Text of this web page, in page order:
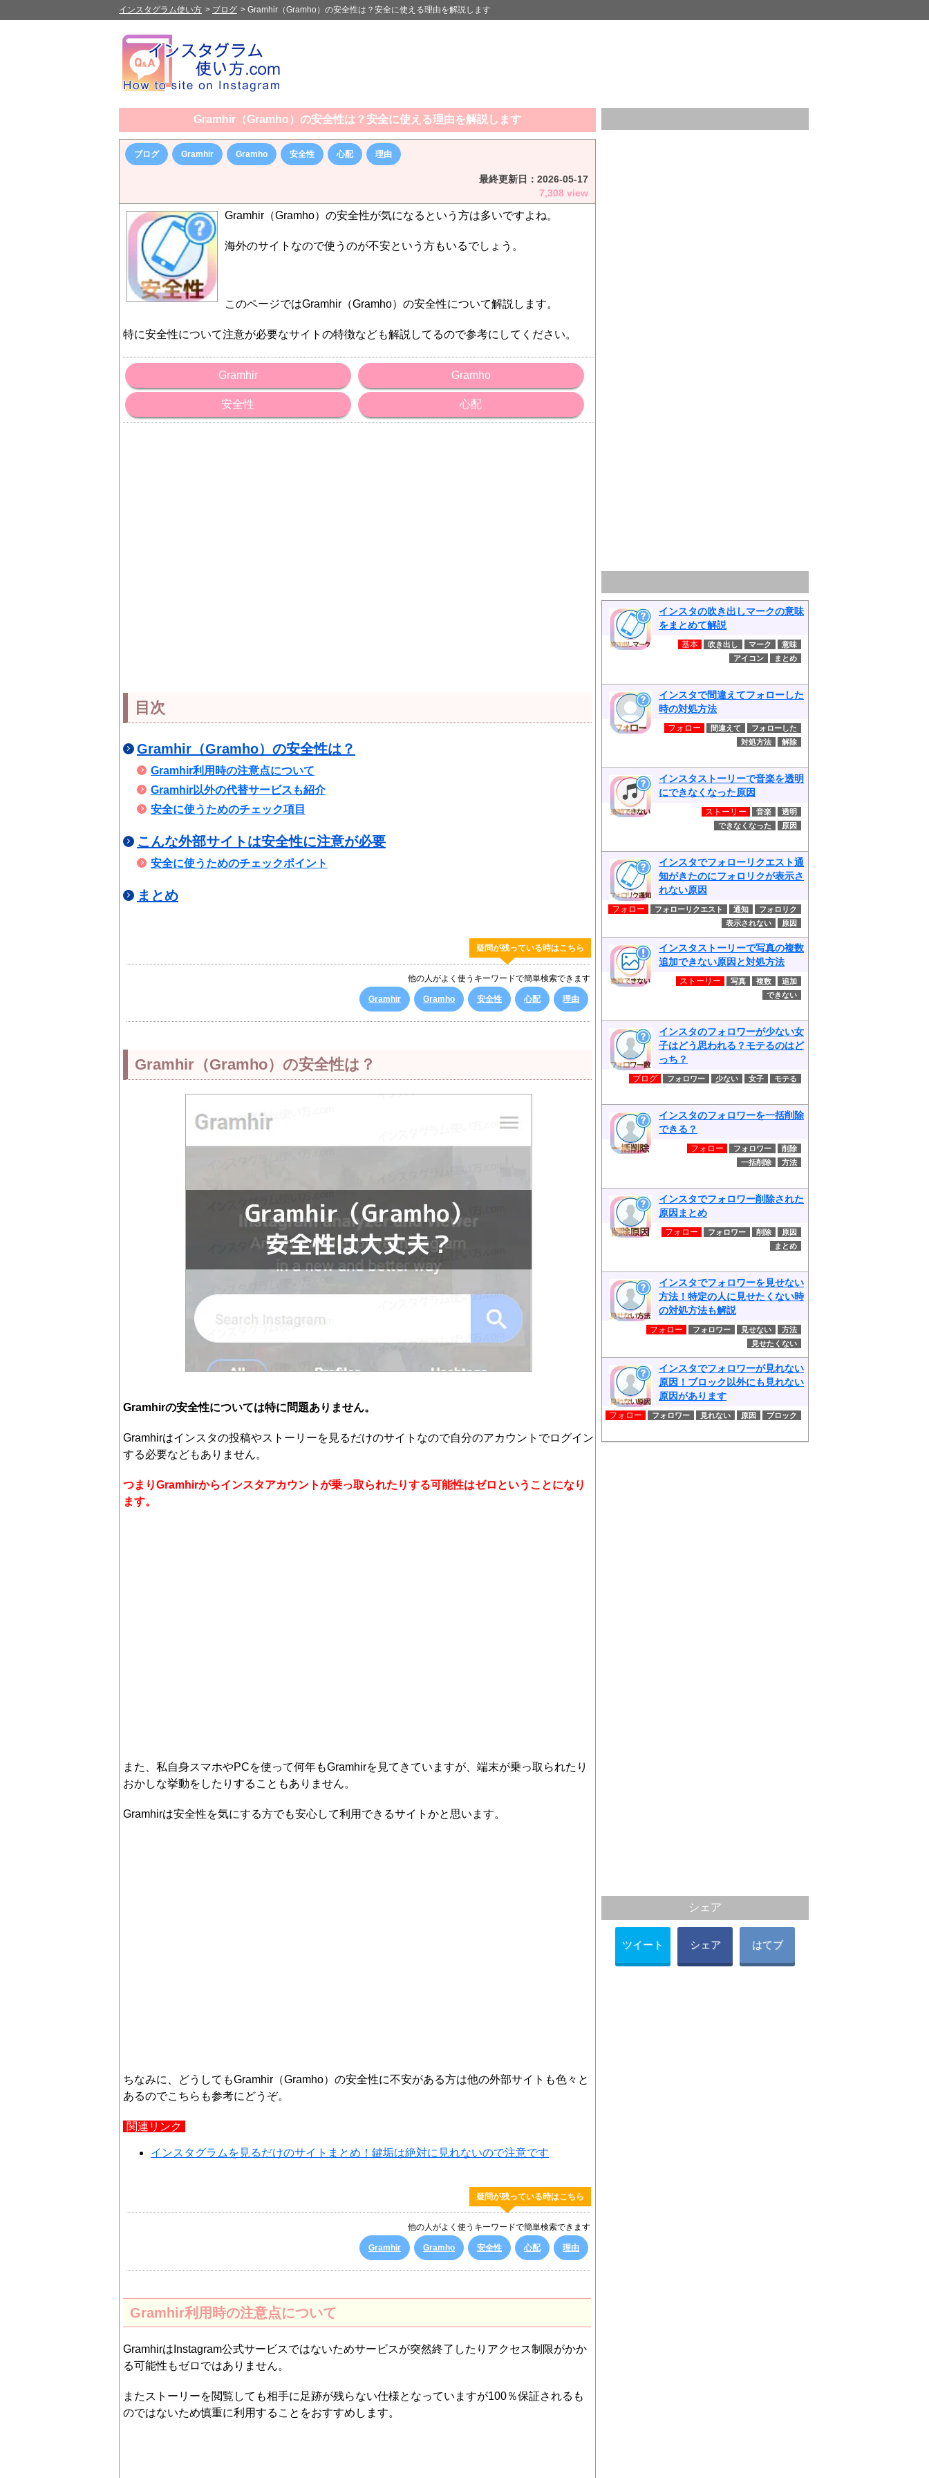
インスタグラム使い方 > ブログ > Gramhir（Gramho）の安全性は？安全に使える理由を解説します
Gramhir（Gramho）の安全性は？安全に使える理由を解説します
ブログ Gramhir Gramho 安全性 心配 理由
最終更新日： 2026-05-17
7,308 view
Gramhir（Gramho）の安全性が気になるという方は多いですよね。
海外のサイトなので使うのが不安という方もいるでしょう。
このページではGramhir（Gramho）の安全性について解説します。
特に安全性について注意が必要なサイトの特徴なども解説してるので参考にしてください。
Gramhir Gramho
安全性 心配
目次
Gramhir（Gramho）の安全性は？
Gramhir利用時の注意点について
Gramhir以外の代替サービスも紹介
安全に使うためのチェック項目
こんな外部サイトは安全性に注意が必要
安全に使うためのチェックポイント
まとめ
疑問が残っている時はこちら
他の人がよく使うキーワードで簡単検索できます
Gramhir Gramho 安全性 心配 理由
Gramhir（Gramho）の安全性は？
Gramhirの安全性については特に問題ありません。
Gramhirはインスタの投稿やストーリーを見るだけのサイトなので自分のアカウントでログイン
する必要などもありません。
つまりGramhirからインスタアカウントが乗っ取られたりする可能性はゼロということになり
ます。
また、私自身スマホやPCを使って何年もGramhirを見てきていますが、端末が乗っ取られたり
おかしな挙動をしたりすることもありません。
Gramhirは安全性を気にする方でも安心して利用できるサイトかと思います。
ちなみに、どうしてもGramhir（Gramho）の安全性に不安がある方は他の外部サイトも色々と
あるのでこちらも参考にどうぞ。
関連リンク
インスタグラムを見るだけのサイトまとめ！鍵垢は絶対に見れないので注意です
疑問が残っている時はこちら
他の人がよく使うキーワードで簡単検索できます
Gramhir Gramho 安全性 心配 理由
Gramhir利用時の注意点について
GramhirはInstagram公式サービスではないためサービスが突然終了したりアクセス制限がかか
る可能性もゼロではありません。
またストーリーを閲覧しても相手に足跡が残らない仕様となっていますが100％保証されるも
のではないため慎重に利用することをおすすめします。
インスタの吹き出しマークの意味
をまとめて解説
基本 吹き出し マーク
意味
アイコン
まとめ
インスタで間違えてフォローした
時の対処方法
フォロー 間違えて
フォローした
対処方法
解除
インスタストーリーで音楽を透明
にできなくなった原因
ストーリー 音楽
透明
できなくなった
原因
インスタでフォローリクエスト通
知がきたのにフォロリクが表示さ
れない原因
フォロー フォローリクエスト 通知
フォロリク
表示されない
原因
インスタストーリーで写真の複数
追加できない原因と対処方法
ストーリー 写真 複数
追加
できない
インスタのフォロワーが少ない女
子はどう思われる？モテるのはど
っち？
ブログ フォロワー 少ない 女子 モテる
インスタのフォロワーを一括削除
できる？
フォロー フォロワー
削除
一括削除
方法
インスタでフォロワー削除された
原因まとめ
フォロー フォロワー 削除
原因
まとめ
インスタでフォロワーを見せない
方法！特定の人に見せたくない時
の対処方法も解説
フォロー フォロワー 見せない
方法
見せたくない
インスタでフォロワーが見れない
原因！ブロック以外にも見れない
原因があります
フォロー フォロワー 見れない 原因 ブロック
シェア
ツイート シェア はてブ